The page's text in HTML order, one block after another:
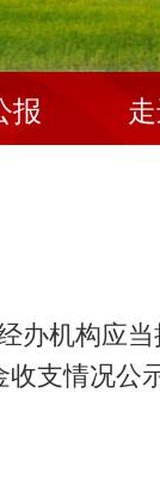
报
办机构应
支情况公